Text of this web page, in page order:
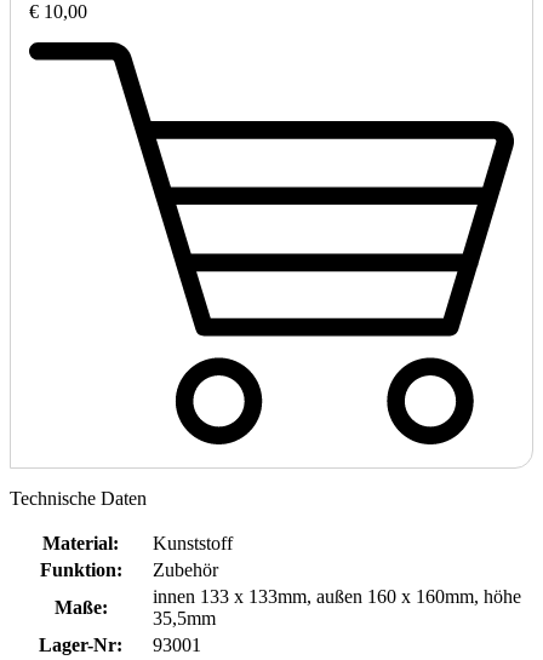
€ 10,00
Technische Daten
Material:
Kunststoff
Funktion:
Zubehör
Maße:
innen 133 x 133mm, außen 160 x 160mm, höhe
35,5mm
Lager-Nr:
93001